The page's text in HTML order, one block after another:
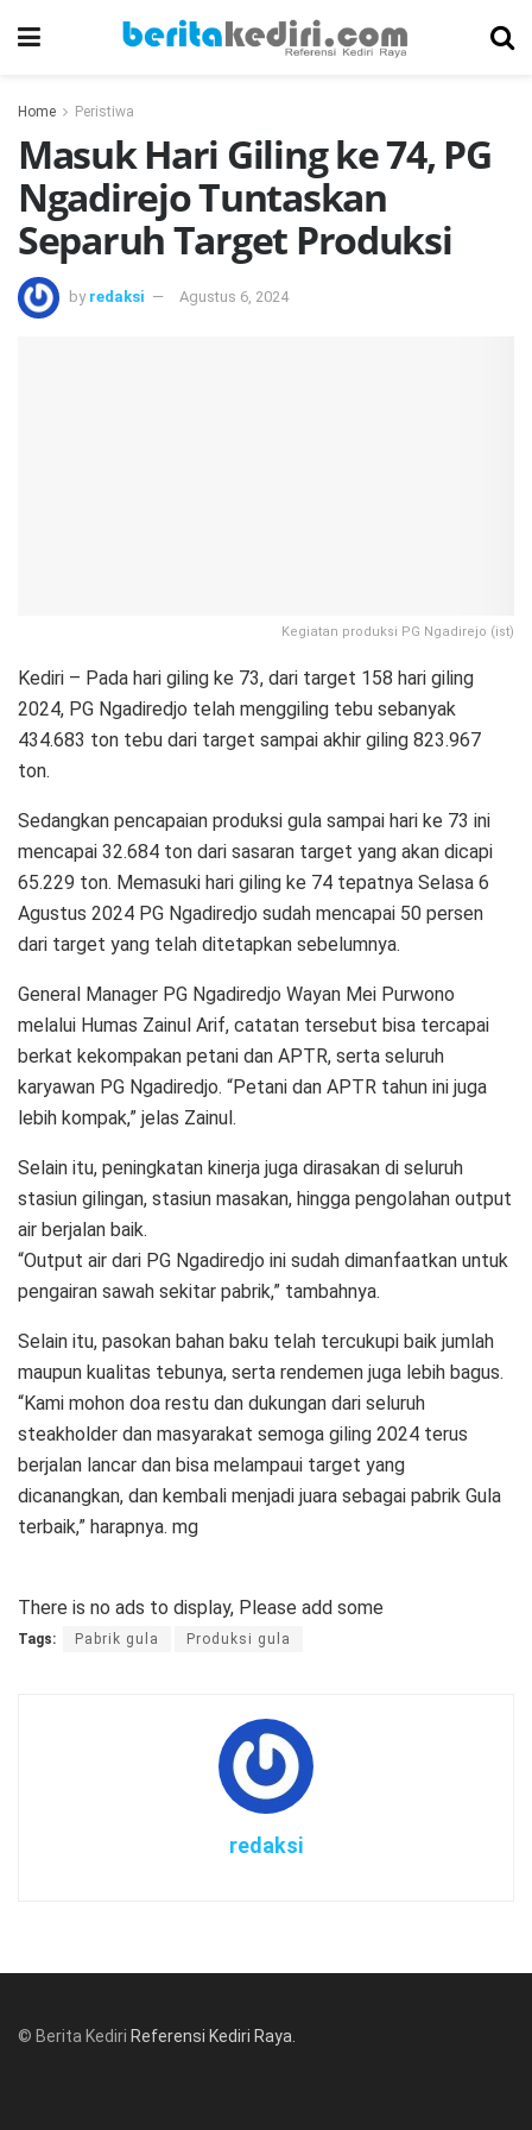
Home Peristiwa
Masuk Hari Giling ke 74, PG
Ngadirejo Tuntaskan
Separuh Target Produksi
by redaksi Agustus 6, 2024
Kegiatan produksi PG Ngadirejo (ist)
Kediri – Pada hari giling ke 73, dari target 158 hari giling
2024, PG Ngadiredjo telah menggiling tebu sebanyak
434.683 ton tebu dari target sampai akhir giling 823.967
ton.
Sedangkan pencapaian produksi gula sampai hari ke 73 ini
mencapai 32.684 ton dari sasaran target yang akan dicapi
65.229 ton. Memasuki hari giling ke 74 tepatnya Selasa 6
Agustus 2024 PG Ngadiredjo sudah mencapai 50 persen
dari target yang telah ditetapkan sebelumnya.
General Manager PG Ngadiredjo Wayan Mei Purwono
melalui Humas Zainul Arif, catatan tersebut bisa tercapai
berkat kekompakan petani dan APTR, serta seluruh
karyawan PG Ngadiredjo. “Petani dan APTR tahun ini juga
lebih kompak,” jelas Zainul.
Selain itu, peningkatan kinerja juga dirasakan di seluruh
stasiun gilingan, stasiun masakan, hingga pengolahan output
air berjalan baik.
“Output air dari PG Ngadiredjo ini sudah dimanfaatkan untuk
pengairan sawah sekitar pabrik,” tambahnya.
Selain itu, pasokan bahan baku telah tercukupi baik jumlah
maupun kualitas tebunya, serta rendemen juga lebih bagus.
“Kami mohon doa restu dan dukungan dari seluruh
steakholder dan masyarakat semoga giling 2024 terus
berjalan lancar dan bisa melampaui target yang
dicanangkan, dan kembali menjadi juara sebagai pabrik Gula
terbaik,” harapnya. mg
There is no ads to display, Please add some
Tags: Pabrik gula Produksi gula
redaksi
© Berita Kediri Referensi Kediri Raya.